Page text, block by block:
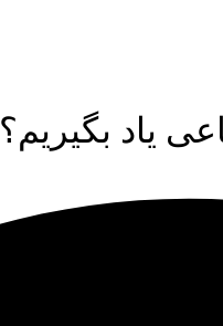
یاد بگیریم؟